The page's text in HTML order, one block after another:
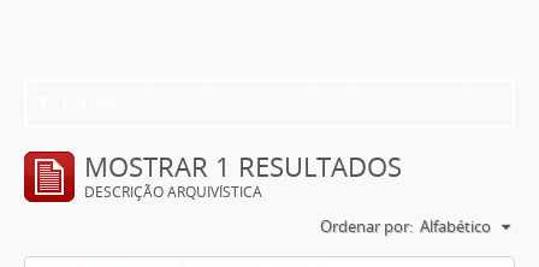
MOSTRAR 1 RESULTADOS
DESCRIÇÃO ARQUIVÍSTICA
Ordenar por: Alfabético